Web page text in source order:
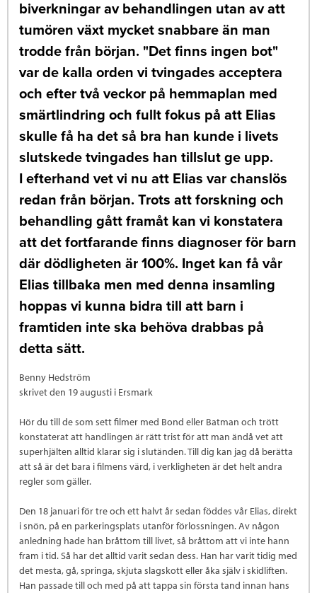
biverkningar av behandlingen utan av att
tumören växt mycket snabbare än man
trodde från början. "Det finns ingen bot"
var de kalla orden vi tvingades acceptera
och efter två veckor på hemmaplan med
smärtlindring och fullt fokus på att Elias
skulle få ha det så bra han kunde i livets
slutskede tvingades han tillslut ge upp.
I efterhand vet vi nu att Elias var chanslös
redan från början. Trots att forskning och
behandling gått framåt kan vi konstatera
att det fortfarande finns diagnoser för barn
där dödligheten är 100%. Inget kan få vår
Elias tillbaka men med denna insamling
hoppas vi kunna bidra till att barn i
framtiden inte ska behöva drabbas på
detta sätt.
Benny Hedström
skrivet den 19 augusti i Ersmark
Hör du till de som sett filmer med Bond eller Batman och trött
konstaterat att handlingen är rätt trist för att man ändå vet att
superhjälten alltid klarar sig i slutänden. Till dig kan jag då berätta
att så är det bara i filmens värd, i verkligheten är det helt andra
regler som gäller.
Den 18 januari för tre och ett halvt år sedan föddes vår Elias, direkt
i snön, på en parkeringsplats utanför förlossningen. Av någon
anledning hade han bråttom till livet, så bråttom att vi inte hann
fram i tid. Så har det alltid varit sedan dess. Han har varit tidig med
det mesta, gå, springa, skjuta slagskott eller åka själv i skidliften.
Han passade till och med på att tappa sin första tand innan hans